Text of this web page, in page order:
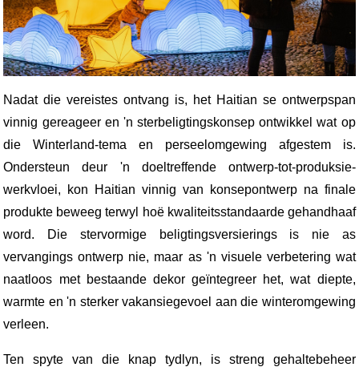
Nadat die vereistes ontvang is, het Haitian se ontwerpspan
vinnig gereageer en 'n sterbeligtingskonsep ontwikkel wat op
die Winterland-tema en perseelomgewing afgestem is.
Ondersteun deur 'n doeltreffende ontwerp-tot-produksie-
werkvloei, kon Haitian vinnig van konsepontwerp na finale
produkte beweeg terwyl hoë kwaliteitsstandaarde gehandhaaf
word. Die stervormige beligtingsversierings is nie as
vervangings ontwerp nie, maar as 'n visuele verbetering wat
naatloos met bestaande dekor geïntegreer het, wat diepte,
warmte en 'n sterker vakansiegevoel aan die winteromgewing
verleen.
Ten spyte van die knap tydlyn, is streng gehaltebeheer